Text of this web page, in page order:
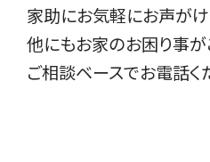
家助にお気軽にお声がけ
他にもお家のお困り事が
ご相談ベースでお電話く